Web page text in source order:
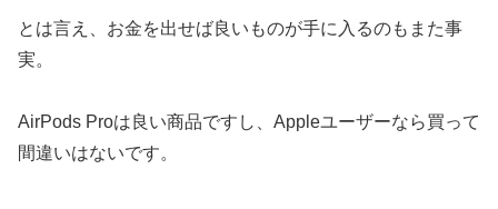
とは言え、お金を出せば良いものが手に入るのもまた事
実。
AirPods Proは良い商品ですし、Appleユーザーなら買って
間違いはないです。